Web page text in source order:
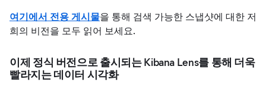
여기에서 전용 게시물을 통해 검색 가능한 스냅샷에 대한 저
희의 비전을 모두 읽어 보세요.
이제 정식 버전으로 출시되는 Kibana Lens를 통해 더욱
빨라지는 데이터 시각화